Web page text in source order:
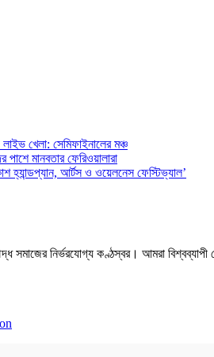
লাইভ খেলা: সেমিফাইনালের মঞ্চ
পাশে মানবতার ফেরিওয়ালারা
হ্যান্ডপ্যান, আর্টস ও ওয়েলনেস ফেস্টিভ্যাল’
সমাজের নির্ভরযোগ্য কণ্ঠস্বর। আমরা